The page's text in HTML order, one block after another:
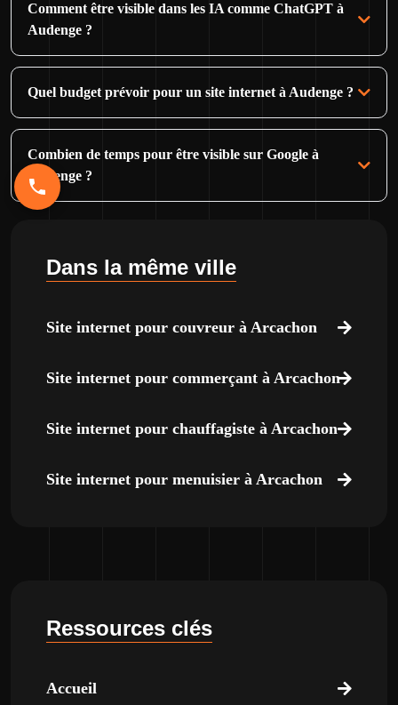
Comment être visible dans les IA comme ChatGPT à
Audenge ?
Quel budget prévoir pour un site internet à Audenge ?
Combien de temps pour être visible sur Google à
Audenge ?
Dans la même ville
Site internet pour couvreur à Arcachon
Site internet pour commerçant à Arcachon
Site internet pour chauffagiste à Arcachon
Site internet pour menuisier à Arcachon
Ressources clés
Accueil